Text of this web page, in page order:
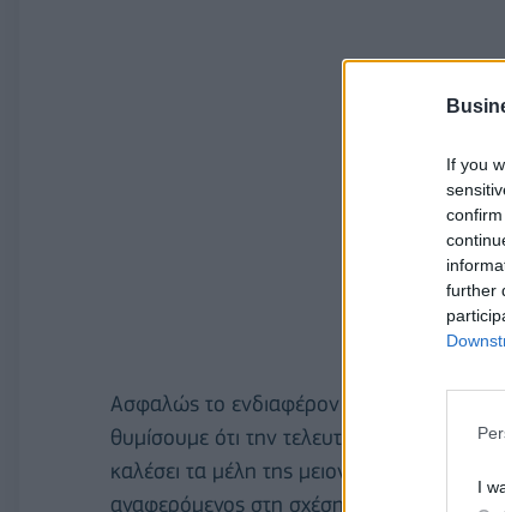
If you
further
I
Ασφαλώς το ενδιαφέρον στρέφεται στα
θυμίσουμε ότι την τελευταία φορά που
καλέσει τα μέλη της μειονότητας να
αναφερόμενος στη σχέση των πολιτών της